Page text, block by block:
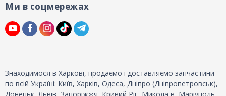
Ми в соцмережах
Знаходимося в Харкові, продаємо і доставляємо запчастини
по всій Україні: Київ, Харків, Одеса, Дніпро (Дніпропетровськ),